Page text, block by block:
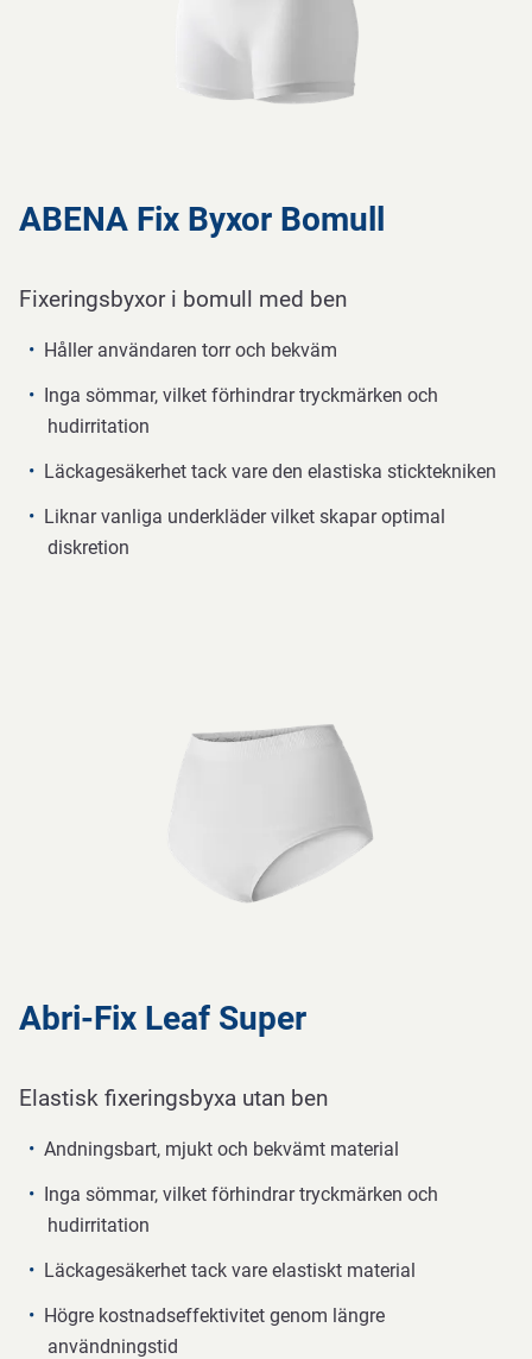
ABENA Fix Byxor Bomull
Fixeringsbyxor i bomull med ben
Håller användaren torr och bekväm
Inga sömmar, vilket förhindrar tryckmärken och
hudirritation
Läckagesäkerhet tack vare den elastiska sticktekniken
Liknar vanliga underkläder vilket skapar optimal
diskretion
Abri-Fix Leaf Super
Elastisk fixeringsbyxa utan ben
Andningsbart, mjukt och bekvämt material
Inga sömmar, vilket förhindrar tryckmärken och
hudirritation
Läckagesäkerhet tack vare elastiskt material
Högre kostnadseffektivitet genom längre
användningstid